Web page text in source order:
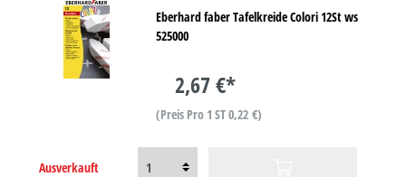
Eberhard faber Tafelkreide Colori 12St ws
525000
2,67 €*
(Preis Pro 1 ST 0,22 €)
Ausverkauft